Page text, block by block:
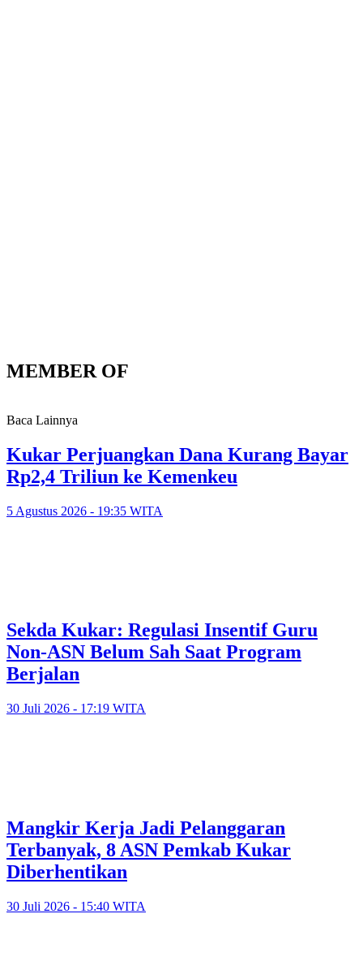
MEMBER OF
Baca Lainnya
Kukar Perjuangkan Dana Kurang Bayar
Rp2,4 Triliun ke Kemenkeu
5 Agustus 2026 - 19:35 WITA
Sekda Kukar: Regulasi Insentif Guru
Non-ASN Belum Sah Saat Program
Berjalan
30 Juli 2026 - 17:19 WITA
Mangkir Kerja Jadi Pelanggaran
Terbanyak, 8 ASN Pemkab Kukar
Diberhentikan
30 Juli 2026 - 15:40 WITA